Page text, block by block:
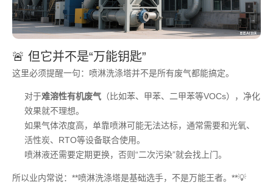
🚨 但它并不是“万能钥匙”
这里必须提醒一句：喷淋洗涤塔并不是所有废气都能搞定。
对于难溶性有机废气 （比如苯、甲苯、二甲苯等VOCs），净化
效果就不理想。
如果气体浓度高，单靠喷淋可能无法达标，通常需要和光氧、
活性炭、RTO等设备联合使用。
喷淋液还需要定期更换，否则“二次污染”就会找上门。
所以业内常说：**喷淋洗涤塔是基础选手，不是万能王者。**💡